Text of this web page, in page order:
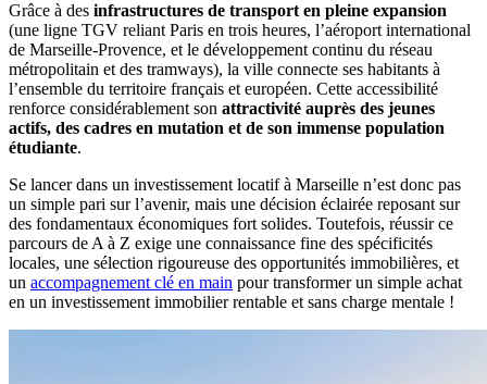
Grâce à des infrastructures de transport en pleine expansion
(une ligne TGV reliant Paris en trois heures, l’aéroport international
de Marseille-Provence, et le développement continu du réseau
métropolitain et des tramways), la ville connecte ses habitants à
l’ensemble du territoire français et européen. Cette accessibilité
renforce considérablement son attractivité auprès des jeunes
actifs, des cadres en mutation et de son immense population
étudiante.
Se lancer dans un investissement locatif à Marseille n’est donc pas
un simple pari sur l’avenir, mais une décision éclairée reposant sur
des fondamentaux économiques fort solides. Toutefois, réussir ce
parcours de A à Z exige une connaissance fine des spécificités
locales, une sélection rigoureuse des opportunités immobilières, et
un accompagnement clé en main pour transformer un simple achat
en un investissement immobilier rentable et sans charge mentale !